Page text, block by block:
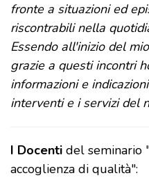
fronte a situazioni ed
riscontrabili nella
Essendo all'inizio del
grazie a questi incontri
informazioni e
interventi e i servizi del
I Docenti del seminario
accoglienza di qualità":